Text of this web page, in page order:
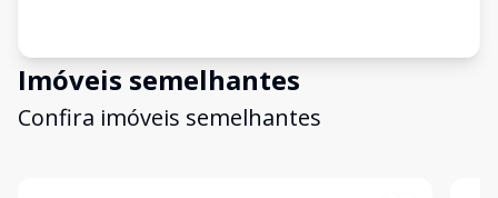
Imóveis semelhantes
Confira imóveis semelhantes